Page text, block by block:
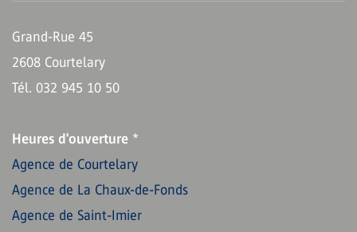
Grand-Rue 45
2608 Courtelary
Tél. 032 945 10 50
Heures d'ouverture *
Agence de Courtelary
Agence de La Chaux-de-Fonds
Agence de Saint-Imier